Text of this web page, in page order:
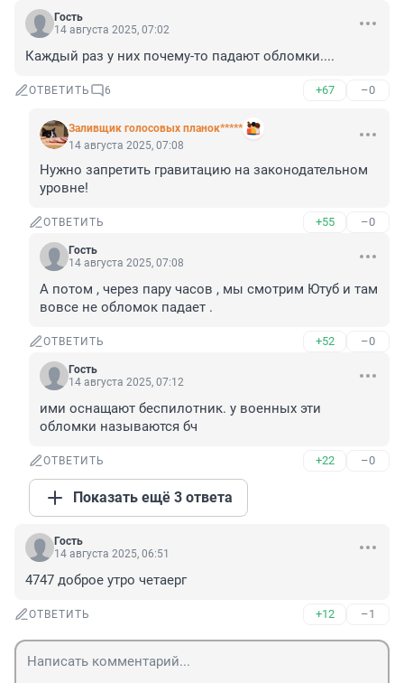
Гость
14 августа 2025, 07:02
Каждый раз у них почему-то падают обломки....
ОТВЕТИТЬ 6 +67 –0
Заливщик голосовых планок*****
14 августа 2025, 07:08
Нужно запретить гравитацию на законодательном
уровне!
ОТВЕТИТЬ +55 –0
Гость
14 августа 2025, 07:08
А потом , через пару часов , мы смотрим Ютуб и там
вовсе не обломок падает .
ОТВЕТИТЬ +52 –0
Гость
14 августа 2025, 07:12
ими оснащают беспилотник. у военных эти
обломки называются бч
ОТВЕТИТЬ +22 –0
Показать ещё 3 ответа
Гость
14 августа 2025, 06:51
4747 доброе утро четаерг
ОТВЕТИТЬ +12 –1